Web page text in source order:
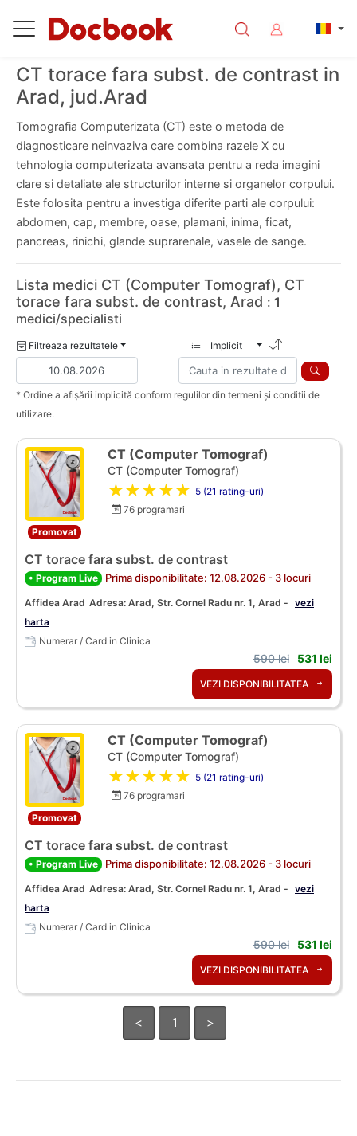
CT torace fara subst. de contrast in
Arad, jud.Arad
Tomografia Computerizata (CT) este o metoda de
diagnosticare neinvaziva care combina razele X cu
tehnologia computerizata avansata pentru a reda imagini
clare si detaliate ale structurilor interne si organelor corpului.
Este folosita pentru a investiga diferite parti ale corpului:
abdomen, cap, membre, oase, plamani, inima, ficat,
pancreas, rinichi, glande suprarenale, vasele de sange.
Lista medici CT (Computer Tomograf), CT
torace fara subst. de contrast, Arad : 1
medici/specialisti
Filtreaza rezultatele Implicit
* Ordine a afișării implicită conform regulilor din termeni și conditii de
utilizare.
Promovat
CT (Computer Tomograf)
CT (Computer Tomograf)
★★★★★ 5 (21 rating-uri)
76 programari
CT torace fara subst. de contrast
• Program Live Prima disponibilitate: 12.08.2026 - 3 locuri
Affidea Arad Adresa: Arad, Str. Cornel Radu nr. 1, Arad - vezi
harta
Numerar / Card in Clinica
590 lei 531 lei
VEZI DISPONIBILITATEA
Promovat
CT (Computer Tomograf)
CT (Computer Tomograf)
★★★★★ 5 (21 rating-uri)
76 programari
CT torace fara subst. de contrast
• Program Live Prima disponibilitate: 12.08.2026 - 3 locuri
Affidea Arad Adresa: Arad, Str. Cornel Radu nr. 1, Arad - vezi
harta
Numerar / Card in Clinica
590 lei 531 lei
VEZI DISPONIBILITATEA
< 1 >